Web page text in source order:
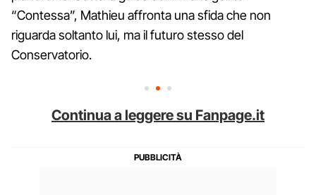
“Contessa”, Mathieu affronta una sfida che non
riguarda soltanto lui, ma il futuro stesso del
Conservatorio.
Continua a leggere su Fanpage.it